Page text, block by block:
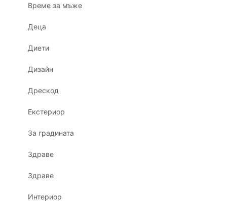
Време за мъже
Деца
Диети
Дизайн
Дрескод
Екстериор
За градината
Здраве
Здраве
Интериор